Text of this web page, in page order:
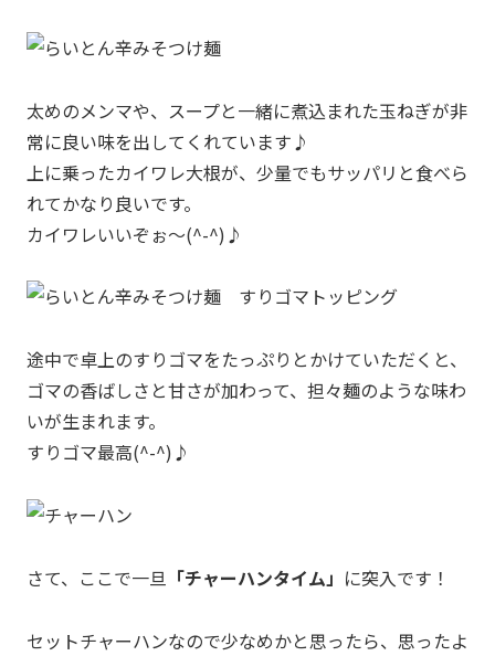
太めのメンマや、スープと一緒に煮込まれた玉ねぎが非
常に良い味を出してくれています♪
上に乗ったカイワレ大根が、少量でもサッパリと食べら
れてかなり良いです。
カイワレいいぞぉ～(^-^)♪
途中で卓上のすりゴマをたっぷりとかけていただくと、
ゴマの香ばしさと甘さが加わって、担々麺のような味わ
いが生まれます。
すりゴマ最高(^-^)♪
さて、ここで一旦 「チャーハンタイム」 に突入です！
セットチャーハンなので少なめかと思ったら、思ったよ